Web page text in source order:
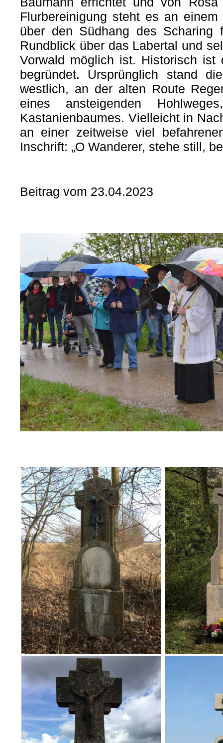
Flurbereinigung steht es an
über den Südhang des
Rundblick über das Labertal und
Vorwald möglich ist. Historisch ist
begründet. Ursprünglich stand
westlich, an der alten Route
eines ansteigenden
Kastanienbaumes. Vielleicht in
an einer zeitweise viel
Inschrift: „O Wanderer, stehe still,
Beitrag vom 23.04.2023